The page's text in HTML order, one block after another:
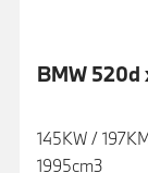
BMW 520d
145KW /
1995cm3